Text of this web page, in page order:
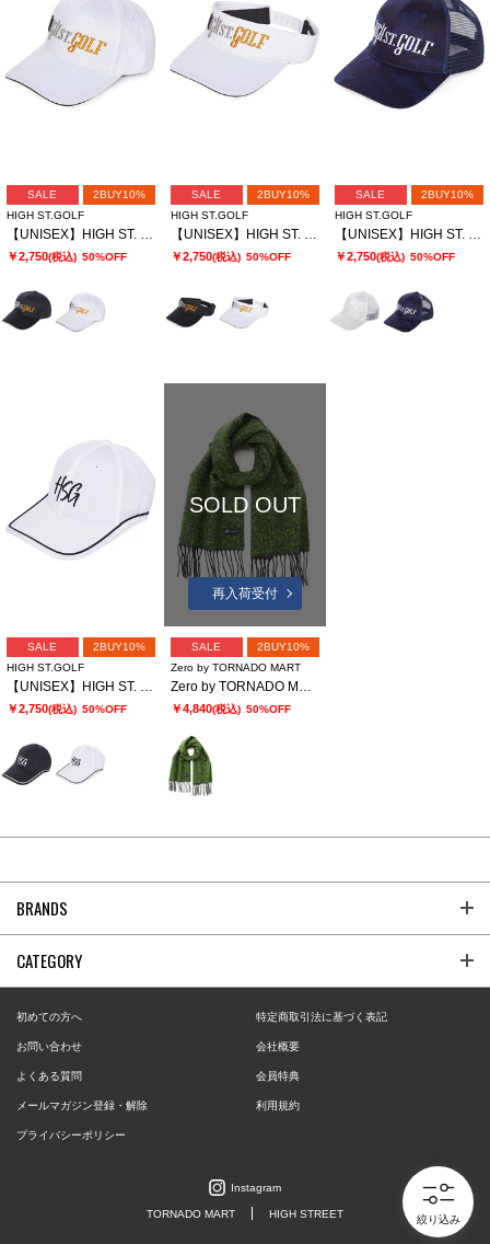
SALE
2BUY10%
HIGH ST.GOLF
【UNISEX】HIGH ST. GOLF∴3Dロゴ刺繍 ベーシックツイルキャップ
￥2,750(税込) 50%OFF
SALE
2BUY10%
HIGH ST.GOLF
【UNISEX】HIGH ST. GOLF∴3Dロゴ刺繍 ベーシックツイルサンバイザー
￥2,750(税込) 50%OFF
SALE
2BUY10%
HIGH ST.GOLF
【UNISEX】HIGH ST. GOLF∴ブランドロゴ刺繍 カモ柄メッシュキャップ
￥2,750(税込) 50%OFF
SALE
2BUY10%
HIGH ST.GOLF
【UNISEX】HIGH ST. GOLF∴HSGロゴ刺繡イヤーカーブキャップ
￥2,750(税込) 50%OFF
SOLD OUT
再入荷受付
SALE
2BUY10%
Zero by TORNADO MART
Zero by TORNADO MART∴ミルドブークレ フリンジマフラー
￥4,840(税込) 50%OFF
絞り込み
BRANDS
CATEGORY
初めての方へ 特定商取引法に基づく表記
お問い合わせ 会社概要
よくある質問 会員特典
メールマガジン登録・解除 利用規約
プライバシーポリシー
Instagram
TORNADO MART HIGH STREET